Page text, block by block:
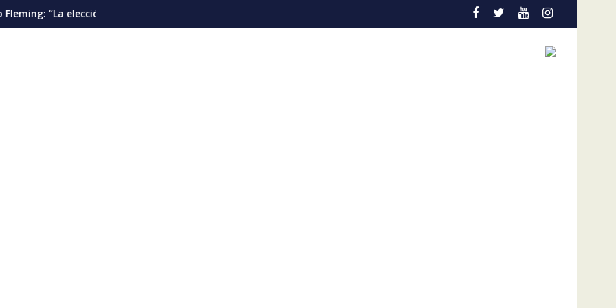
debería pautarse para diciembre de 2028”
Cáncer de pulmón en Venezuela: la detección temprana es la gran aliada para salvar vidas